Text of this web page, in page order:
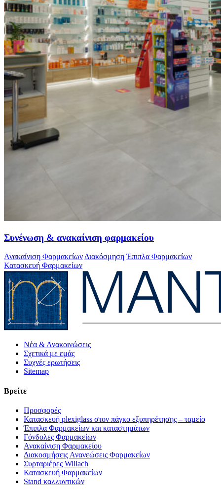
Συνένωση & ανακαίνιση φαρμακείου
Ανακαίνιση Φαρμακείων Διακόσμηση Έπιπλα Φαρμακείων
Κατασκευή Φαρμακείων
Νέα & Ανακοινώσεις
Σχετικά με εμάς
Συχνές ερωτήσεις
Sitemap
Βρείτε
Προσφορές
Κατασκευή plexiglass στον πάγκο εξυπηρέτησης – ταμείο
Έπιπλα Φαρμακείων και καταστημάτων
Γόνδολες Φαρμακείων
Ανακαίνιση Φαρμακείου
Διακοσμήσεις Ανανεώσεις Φαρμακείων
Συρταριέρες Willach
Κατασκευή Φαρμακείων
Stand καλλυντικών